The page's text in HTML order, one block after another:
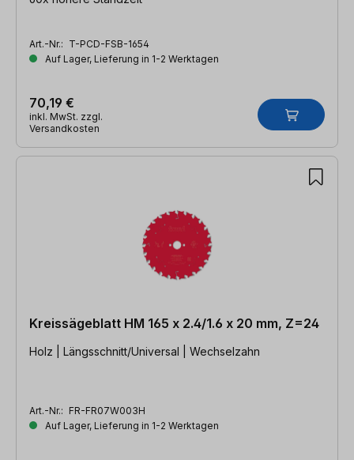
Art.-Nr.: T-PCD-FSB-1654
Auf Lager, Lieferung in 1-2 Werktagen
70,19 €
inkl. MwSt. zzgl.
Versandkosten
Kreissägeblatt HM 165 x 2.4/1.6 x 20 mm, Z=24
Holz | Längsschnitt/Universal | Wechselzahn
Art.-Nr.: FR-FR07W003H
Auf Lager, Lieferung in 1-2 Werktagen